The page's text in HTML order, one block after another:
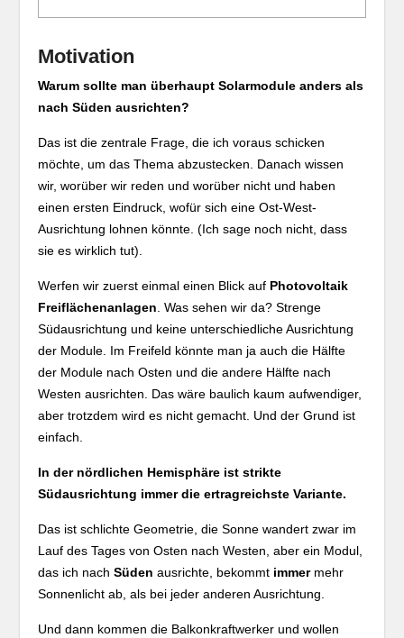
Motivation
Warum sollte man überhaupt Solarmodule anders als
nach Süden ausrichten?
Das ist die zentrale Frage, die ich voraus schicken
möchte, um das Thema abzustecken. Danach wissen
wir, worüber wir reden und worüber nicht und haben
einen ersten Eindruck, wofür sich eine Ost-West-
Ausrichtung lohnen könnte. (Ich sage noch nicht, dass
sie es wirklich tut).
Werfen wir zuerst einmal einen Blick auf Photovoltaik
Freiflächenanlagen . Was sehen wir da? Strenge
Südausrichtung und keine unterschiedliche Ausrichtung
der Module. Im Freifeld könnte man ja auch die Hälfte
der Module nach Osten und die andere Hälfte nach
Westen ausrichten. Das wäre baulich kaum aufwendiger,
aber trotzdem wird es nicht gemacht. Und der Grund ist
einfach.
In der nördlichen Hemisphäre ist strikte
Südausrichtung immer die ertragreichste Variante.
Das ist schlichte Geometrie, die Sonne wandert zwar im
Lauf des Tages von Osten nach Westen, aber ein Modul,
das ich nachSüden ausrichte, bekommt immermehr
Sonnenlicht ab, als bei jeder anderen Ausrichtung.
Und dann kommen die Balkonkraftwerker und wollen